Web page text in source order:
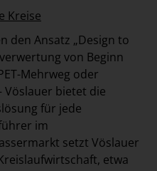
Kreise
den Ansatz „Design to
von Beginn
Mehrweg oder
Vöslauer bietet die
für jede
im
setzt Vöslauer
etwa